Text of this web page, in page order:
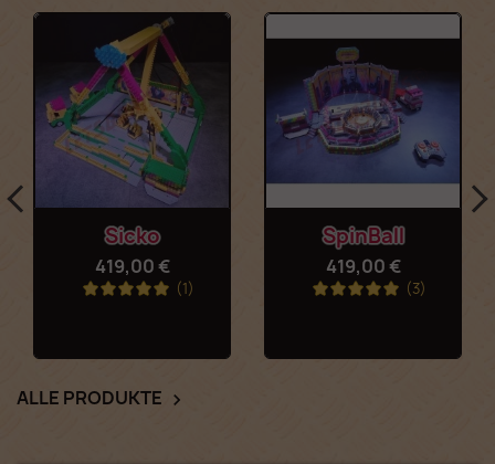
Sicko
419,00 €
(1)
SpinBall
419,00 €
(3)
ALLE PRODUKTE 